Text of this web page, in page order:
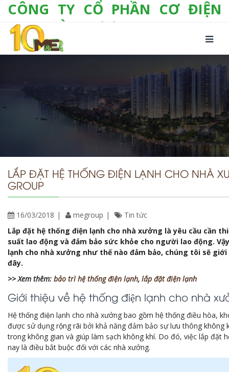
CÔNG TY CỔ PHẦN CƠ ĐIỆN
LẠNH VÀ THƯƠNG MẠI M&E
Số 10/357 Tam Trinh, P. Hoàng Văn Thụ, Q.
Hoàng Mai, TP. Hà Nội
Fax: +(84-24) 3 632 1297
Email: info@megroup.vn Website: www.megroup.vn
LẮP ĐẶT HỆ THỐNG ĐIỆN LẠNH CHO NHÀ
GROUP
16/03/2018 megroup
Tin tức
Lắp đặt hệ thống điện lạnh cho nhà xưởng là yêu cầu cần
suất lao động và đảm bảo sức khỏe cho người lao động.
lạnh cho nhà xưởng như thế nào đảm bảo, chúng tôi sẽ
đây.
>> Xem thêm: bảo trì hệ thống điện lạnh, lắp đặt điện lạnh
Giới thiệu về hệ thống điện lạnh cho nhà
Hệ thống điện lạnh cho nhà xưởng bao gồm hệ thống điều hòa,
được sử dụng rộng rãi bởi khả năng đảm bảo sự lưu thông không
trong không gian và giúp làm sạch không khí. Do đó, việc lắp đặt
nay là điều bắt buộc đối với các nhà xưởng.